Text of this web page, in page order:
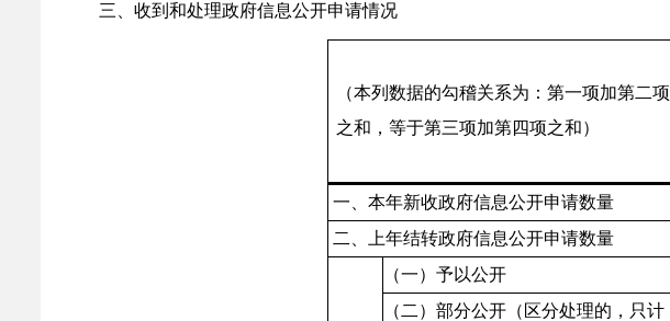
三、收到和处理政府信息公开申请情况
（本列数据的勾稽关系为：第一项加第二项
之和，等于第三项加第四项之和）
一、本年新收政府信息公开申请数量
二、上年结转政府信息公开申请数量
（一）予以公开
（二）部分公开（区分处理的，只计